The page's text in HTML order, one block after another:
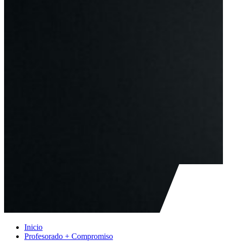
Inicio
Profesorado + Compromiso